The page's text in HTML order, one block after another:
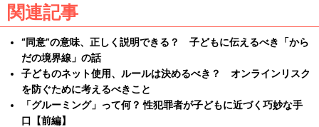
関連記事
“同意”の意味、正しく説明できる？ 子どもに伝えるべき「から
だの境界線」の話
子どものネット使用、ルールは決めるべき？ オンラインリスク
を防ぐために考えるべきこと
「グルーミング」って何？ 性犯罪者が子どもに近づく巧妙な手
口【前編】